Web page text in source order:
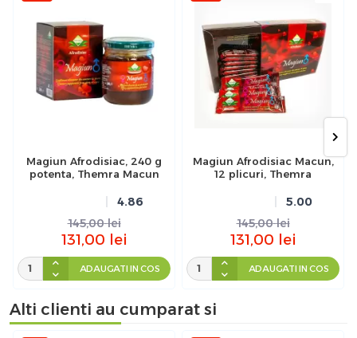
Magiun Afrodisiac, 240 g
potenta, Themra Macun
4.86
145,00 lei
131,00 lei
ADAUGATI IN COS
Magiun Afrodisiac Macun,
12 plicuri, Themra
5.00
145,00 lei
131,00 lei
ADAUGATI IN COS
Alti clienti au cumparat si